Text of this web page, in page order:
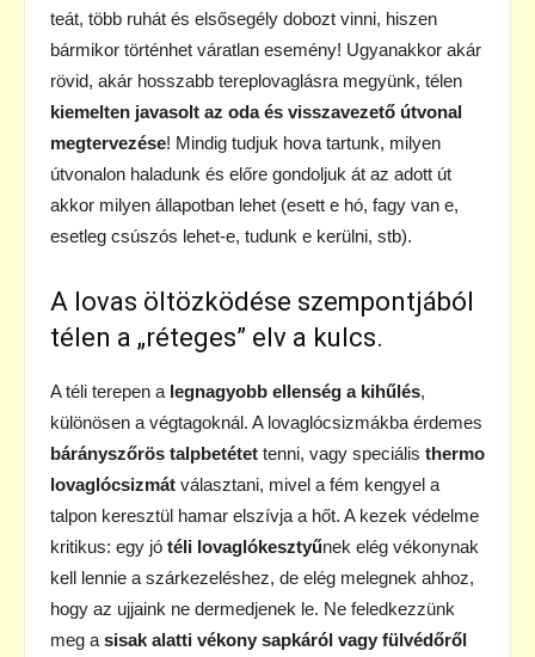
teát, több ruhát és elsősegély dobozt vinni, hiszen
bármikor történhet váratlan esemény! Ugyanakkor akár
rövid, akár hosszabb tereplovaglásra megyünk, télen
kiemelten javasolt az oda és visszavezető útvonal
megtervezése! Mindig tudjuk hova tartunk, milyen
útvonalon haladunk és előre gondoljuk át az adott út
akkor milyen állapotban lehet (esett e hó, fagy van e,
esetleg csúszós lehet-e, tudunk e kerülni, stb).
A lovas öltözködése szempontjából
télen a „réteges” elv a kulcs.
A téli terepen a legnagyobb ellenség a kihűlés,
különösen a végtagoknál. A lovaglócsizmákba érdemes
bárányszőrös talpbetétet tenni, vagy speciális thermo
lovaglócsizmát választani, mivel a fém kengyel a
talpon keresztül hamar elszívja a hőt. A kezek védelme
kritikus: egy jó téli lovaglókesztyűnek elég vékonynak
kell lennie a szárkezeléshez, de elég melegnek ahhoz,
hogy az ujjaink ne dermedjenek le. Ne feledkezzünk
meg a sisak alatti vékony sapkáról vagy fülvédőről